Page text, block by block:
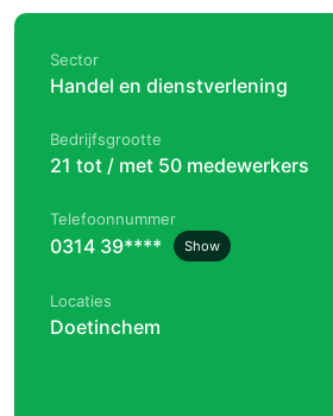
Sector
Handel en dienstverlening
Bedrijfsgrootte
21 tot / met 50 medewerkers
Telefoonnummer
0314 39**** Show
Locaties
Doetinchem